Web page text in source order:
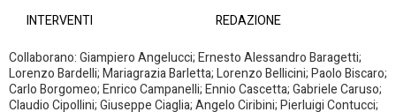
INTERVENTI
REDAZIONE
Collaborano: Giampiero Angelucci; Ernesto Alessandro Baragetti;
Lorenzo Bardelli; Mariagrazia Barletta; Lorenzo Bellicini; Paolo Biscaro;
Carlo Borgomeo; Enrico Campanelli; Ennio Cascetta; Gabriele Caruso;
Claudio Cipollini; Giuseppe Ciaglia; Angelo Ciribini; Pierluigi Contucci;